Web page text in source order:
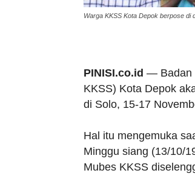
Warga KKSS Kota Depok berpose di
PINISI.co.id — Badan
KKSS) Kota Depok
di Solo, 15-17
Hal itu mengemuka
Minggu siang (13/10/
Mubes KKSS